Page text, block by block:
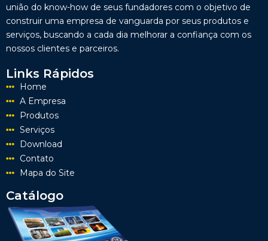
união do know-how de seus fundadores com o objetivo de
construir uma empresa de vanguarda por seus produtos e
serviços, buscando a cada dia melhorar a confiança com os
nossos clientes e parceiros.
Links Rápidos
Home
A Empresa
Produtos
Serviços
Download
Contato
Mapa do Site
Catálogo